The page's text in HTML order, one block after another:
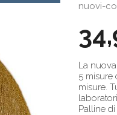
nuovi-
La
5 misure
misure.
Palline